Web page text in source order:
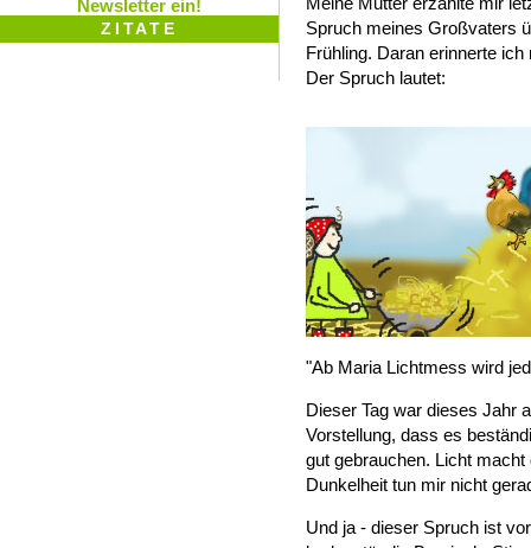
Spruch meines Großvaters
Frühling. Daran erinnerte
Der Spruch lautet:
"Ab Maria Lichtmess wird
Dieser Tag war dieses Jahr
Vorstellung, dass es
gut gebrauchen. Licht
Dunkelheit tun mir nicht
Und ja - dieser Spruch ist
Newsletter ein!
ZITATE